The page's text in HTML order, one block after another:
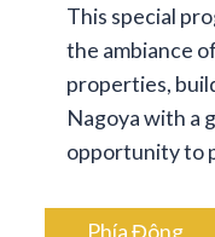
This special
the ambiance
properties,
Nagoya with a
opportunity to
Phía Đông